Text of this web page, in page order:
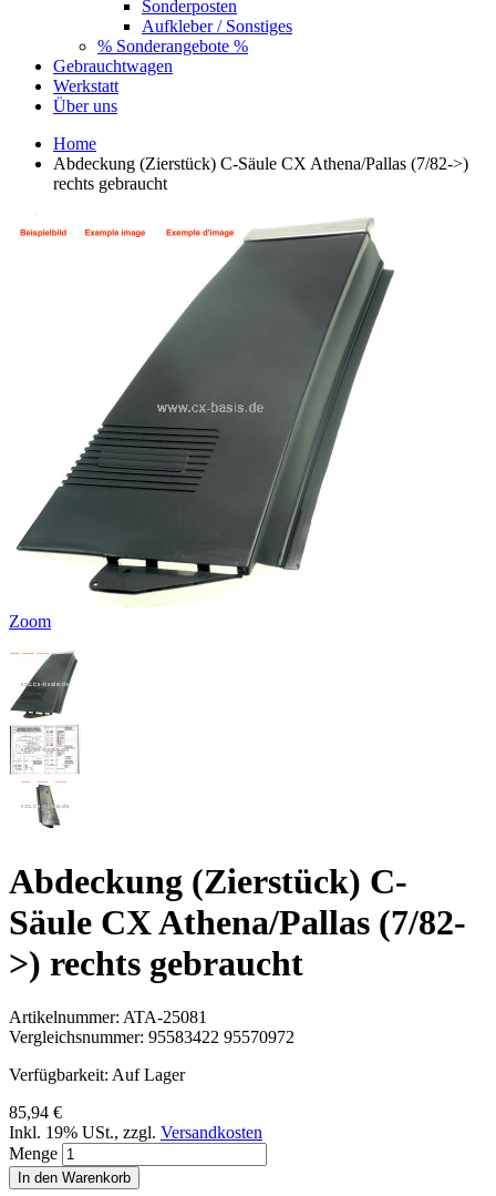
Sonderposten
Aufkleber / Sonstiges
% Sonderangebote %
Gebrauchtwagen
Werkstatt
Über uns
Home
Abdeckung (Zierstück) C-Säule CX Athena/Pallas (7/82->)
rechts gebraucht
Zoom
Abdeckung (Zierstück) C-
Säule CX Athena/Pallas (7/82-
>) rechts gebraucht
Artikelnummer: ATA-25081
Vergleichsnummer: 95583422 95570972
Verfügbarkeit: Auf Lager
85,94 €
Inkl. 19% USt., zzgl. Versandkosten
Menge
In den Warenkorb